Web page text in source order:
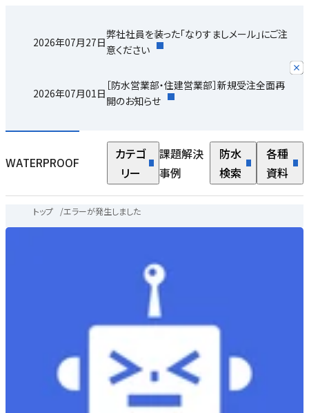
2026年07月27日
弊社社員を装った「なりすましメール」にご注
意ください
2026年07月01日
［防水営業部・住建営業部］新規受注全面再
開のお知らせ
WATERPROOF
カテゴ
リー
課題解決
事例
防水
検索
各種
資料
トップ /エラーが発生しました